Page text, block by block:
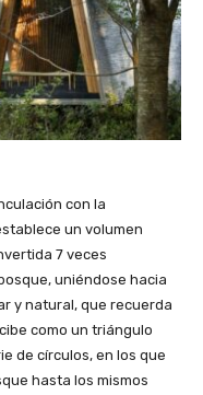
con la
un volumen
7 veces
uniéndose hacia
y natural, que recuerda
como un triángulo
de círculos, en los que
hasta los mismos